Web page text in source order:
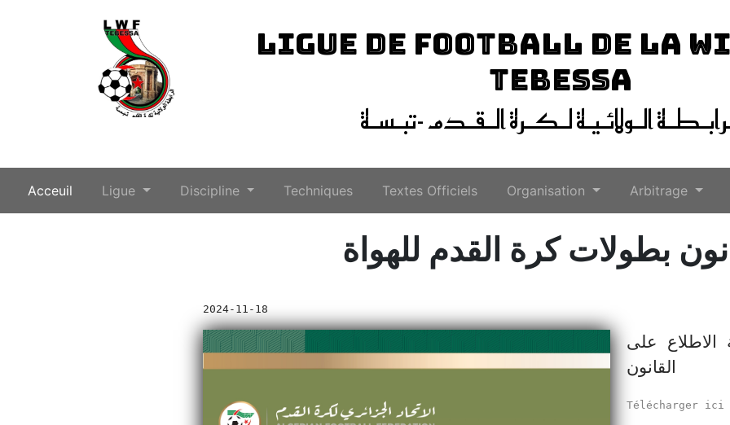
LIGUE DE FOOTBALL DE LA
TEBESSA
الـولائـيـة لـكـرة الـقـدم -تبـسـة
Acceuil (current)
Ligue Discipline Techniques Textes Officiels Organisation Arbitrage
بطولات كرة القدم للهواة
2024-11-18
الاطلاع على
القانون
Télécharger ici